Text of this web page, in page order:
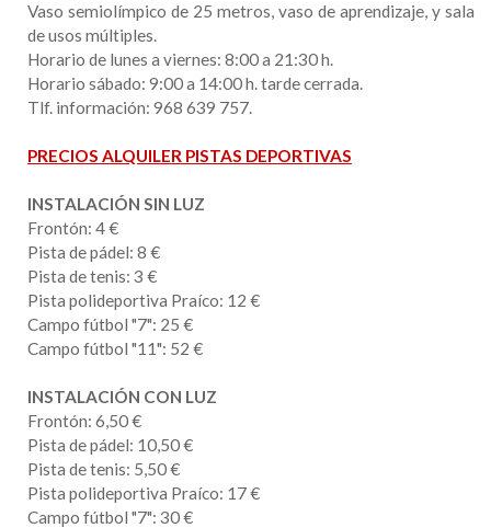
Vaso semiolímpico de 25 metros, vaso de aprendizaje, y sala
de usos múltiples.
Horario de lunes a viernes: 8:00 a 21:30 h.
Horario sábado: 9:00 a 14:00 h. tarde cerrada.
Tlf. información: 968 639 757.
PRECIOS ALQUILER PISTAS DEPORTIVAS
INSTALACIÓN SIN LUZ
Frontón: 4 €
Pista de pádel: 8 €
Pista de tenis: 3 €
Pista polideportiva Praíco: 12 €
Campo fútbol "7": 25 €
Campo fútbol "11": 52 €
INSTALACIÓN CON LUZ
Frontón: 6,50 €
Pista de pádel: 10,50 €
Pista de tenis: 5,50 €
Pista polideportiva Praíco: 17 €
Campo fútbol "7": 30 €